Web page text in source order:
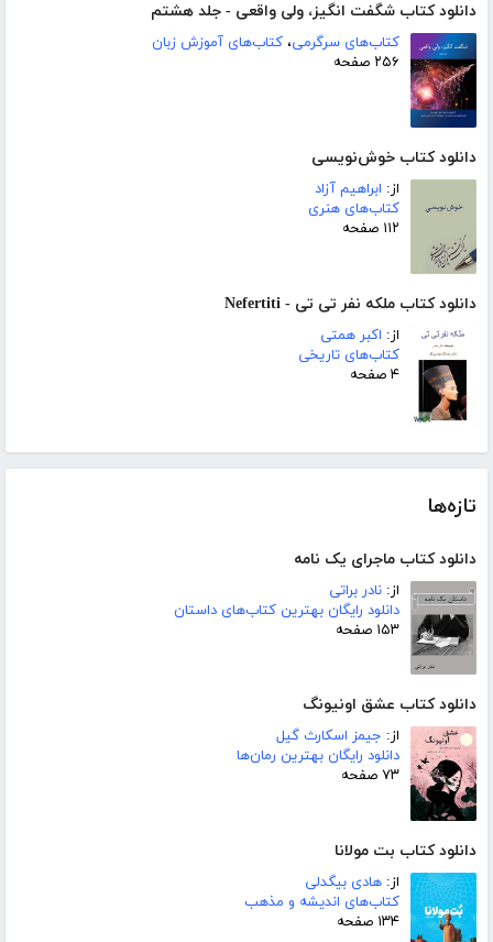
دانلود کتاب شگفت انگیز، ولی واقعی - جلد هشتم
کتاب‌های سرگرمی، کتاب‌های آموزش زبان
۲۵۶ صفحه
دانلود کتاب خوش‌نویسی
از: ابراهیم آزاد
کتاب‌های هنری
۱۱۲ صفحه
دانلود کتاب ملکه نفر تی تی - Nefertiti
از: اکبر همتی
کتاب‌های تاریخی
۴ صفحه
تازه‌ها
دانلود کتاب ماجرای یک نامه
از: نادر براتی
دانلود رایگان بهترین کتاب‌های داستان
۱۵۳ صفحه
دانلود کتاب عشق اونیونگ
از: جیمز اسکارث گیل
دانلود رایگان بهترین رمان‌ها
۷۳ صفحه
دانلود کتاب بت مولانا
از: هادی بیگدلی
کتاب‌های اندیشه و مذهب
۱۳۴ صفحه